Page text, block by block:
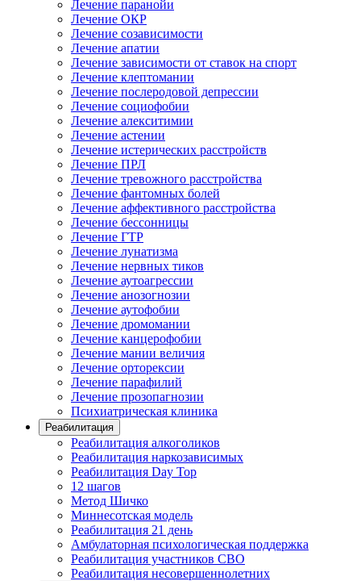
Лечение паранойи
Лечение ОКР
Лечение созависимости
Лечение апатии
Лечение зависимости от ставок на спорт
Лечение клептомании
Лечение послеродовой депрессии
Лечение социофобии
Лечение алекситимии
Лечение астении
Лечение истерических расстройств
Лечение ПРЛ
Лечение тревожного расстройства
Лечение фантомных болей
Лечение аффективного расстройства
Лечение бессонницы
Лечение ГТР
Лечение лунатизма
Лечение нервных тиков
Лечение аутоагрессии
Лечение анозогнозии
Лечение аутофобии
Лечение дромомании
Лечение канцерофобии
Лечение мании величия
Лечение орторексии
Лечение парафилий
Лечение прозопагнозии
Психиатрическая клиника
Реабилитация
Реабилитация алкоголиков
Реабилитация наркозависимых
Реабилитация Day Top
12 шагов
Метод Шичко
Миннесотская модель
Реабилитация 21 день
Амбулаторная психологическая поддержка
Реабилитация участников СВО
Реабилитация несовершеннолетних